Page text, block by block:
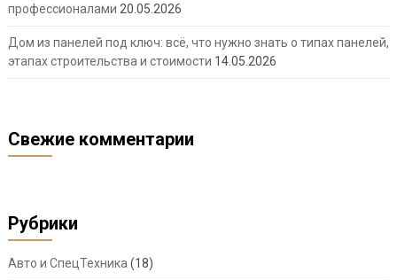
профессионалами 20.05.2026
Дом из панелей под ключ: всё, что нужно знать о типах панелей,
этапах строительства и стоимости 14.05.2026
Свежие комментарии
Рубрики
Авто и СпецТехника (18)